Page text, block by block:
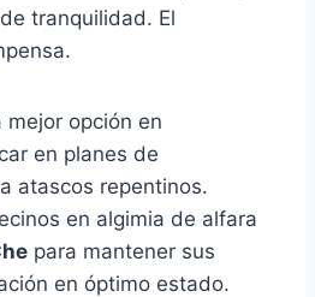
tranquilidad. El
mejor opción en
en planes de
atascos repentinos.
en algimia de alfara
para mantener sus
en óptimo estado.